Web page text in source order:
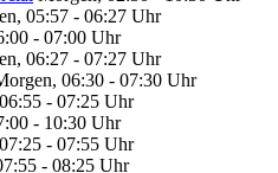
05:57 - 06:27 Uhr
- 07:00 Uhr
06:27 - 07:27 Uhr
06:30 - 07:30 Uhr
- 07:25 Uhr
- 10:30 Uhr
- 07:55 Uhr
- 08:25 Uhr